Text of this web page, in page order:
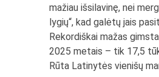
mažiau išsilavinę, nei
lygių“, kad galėtų jais
Rekordiškai mažas
2025 metais – tik 17,5
Rūta Latinytės vienišų